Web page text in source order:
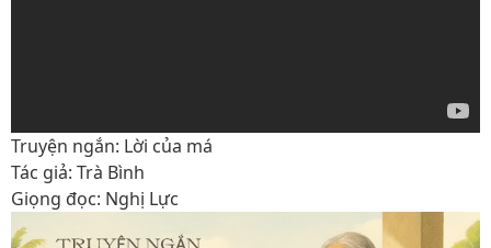
Truyện ngắn: Lời của má
Tác giả: Trà Bình
Giọng đọc: Nghị Lực